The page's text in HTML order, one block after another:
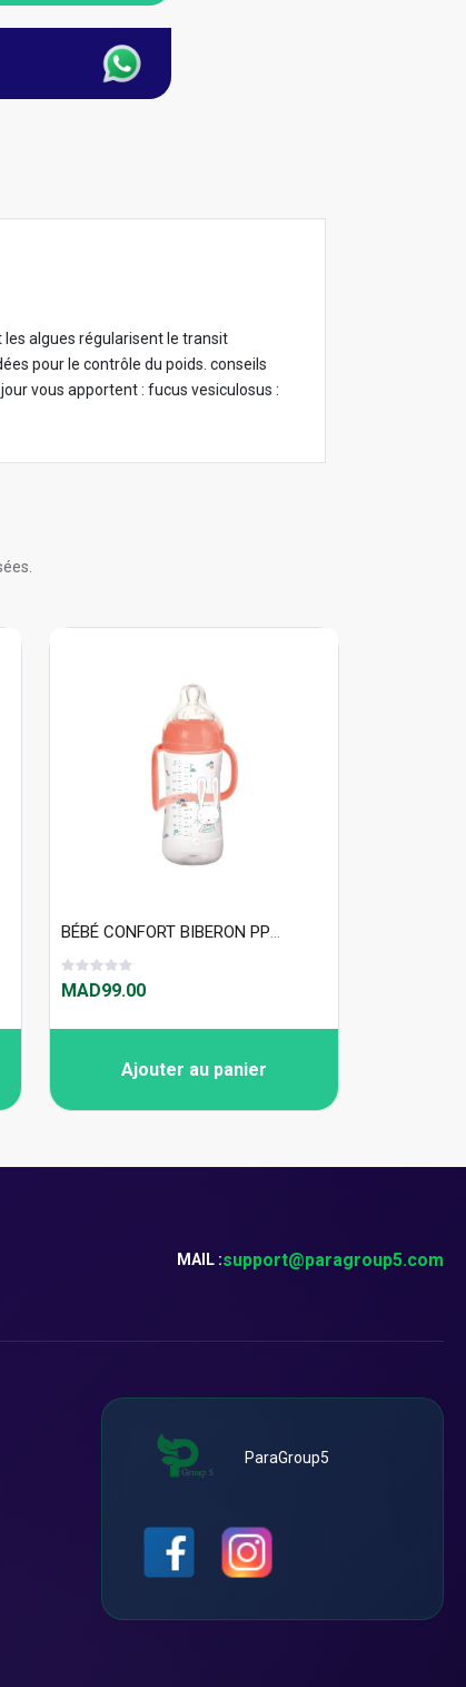
algues régularisent le transit
pour le contrôle du poids. conseils
vous apportent : fucus vesiculosus :
BÉBÉ CONFORT BIBERON PP EMOTION AVEC POIGNEES 270 ML - CORAIL 8129
MAD99.00
Ajouter au panier
MAIL :support@paragroup5.com
ParaGroup5